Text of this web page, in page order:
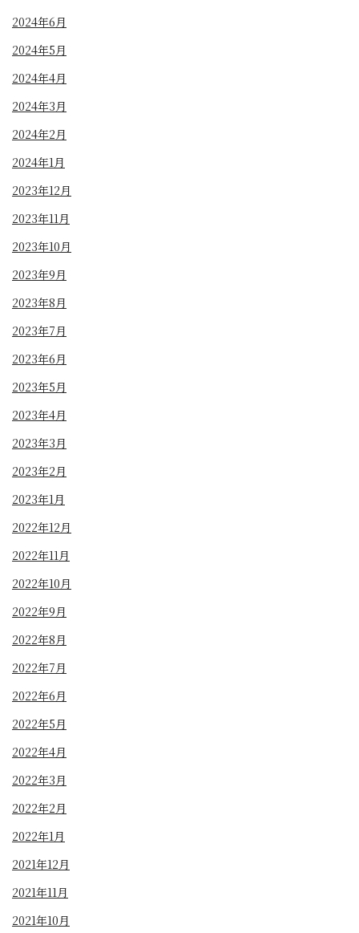
2024年6月
2024年5月
2024年4月
2024年3月
2024年2月
2024年1月
2023年12月
2023年11月
2023年10月
2023年9月
2023年8月
2023年7月
2023年6月
2023年5月
2023年4月
2023年3月
2023年2月
2023年1月
2022年12月
2022年11月
2022年10月
2022年9月
2022年8月
2022年7月
2022年6月
2022年5月
2022年4月
2022年3月
2022年2月
2022年1月
2021年12月
2021年11月
2021年10月